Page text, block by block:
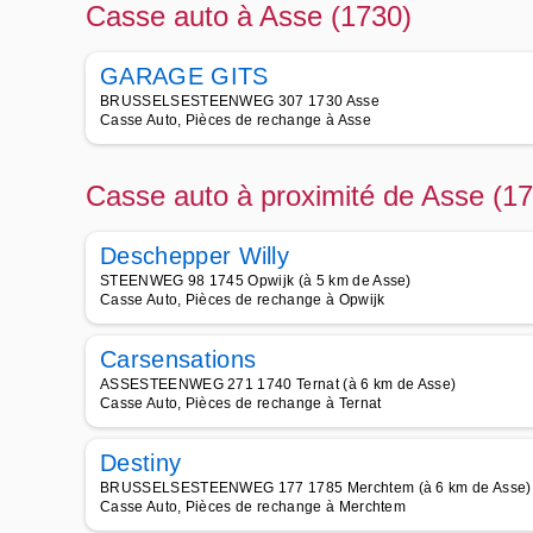
Casse auto à Asse (1730)
GARAGE GITS
BRUSSELSESTEENWEG 307 1730 Asse
Casse Auto, Pièces de rechange à Asse
Casse auto à proximité de Asse
Deschepper Willy
STEENWEG 98 1745 Opwijk (à 5 km de Asse)
Casse Auto, Pièces de rechange à Opwijk
Carsensations
ASSESTEENWEG 271 1740 Ternat (à 6 km de Asse)
Casse Auto, Pièces de rechange à Ternat
Destiny
BRUSSELSESTEENWEG 177 1785 Merchtem (à 6 km de Asse)
Casse Auto, Pièces de rechange à Merchtem